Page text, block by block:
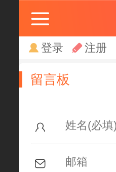
登录 注册
留言板